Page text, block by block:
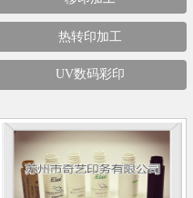
热转印加工
UV数码彩印